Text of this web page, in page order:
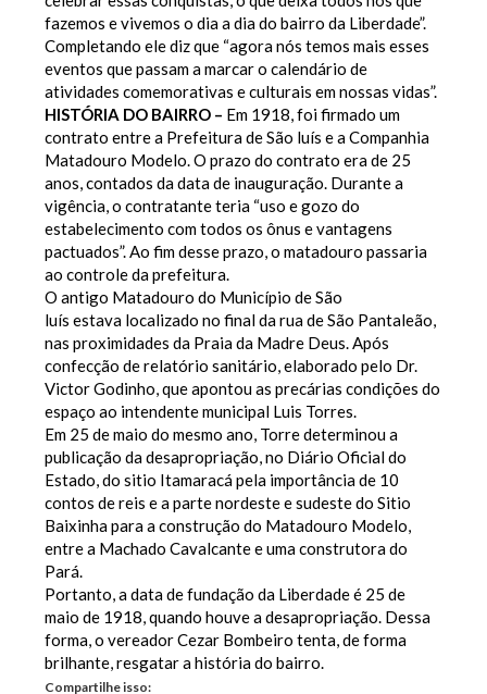
fazemos e vivemos o dia a dia do bairro da Liberdade”.
Completando ele diz que “agora nós temos mais esses
eventos que passam a marcar o calendário de
atividades comemorativas e culturais em nossas vidas”.
HISTÓRIA DO BAIRRO – Em 1918, foi firmado um
contrato entre a Prefeitura de São luís e a Companhia
Matadouro Modelo. O prazo do contrato era de 25
anos, contados da data de inauguração. Durante a
vigência, o contratante teria “uso e gozo do
estabelecimento com todos os ônus e vantagens
pactuados”. Ao fim desse prazo, o matadouro passaria
ao controle da prefeitura.
O antigo Matadouro do Município de São
luís estava localizado no final da rua de São Pantaleão,
nas proximidades da Praia da Madre Deus. Após
confecção de relatório sanitário, elaborado pelo Dr.
Victor Godinho, que apontou as precárias condições do
espaço ao intendente municipal Luis Torres.
Em 25 de maio do mesmo ano, Torre determinou a
publicação da desapropriação, no Diário Oficial do
Estado, do sitio Itamaracá pela importância de 10
contos de reis e a parte nordeste e sudeste do Sitio
Baixinha para a construção do Matadouro Modelo,
entre a Machado Cavalcante e uma construtora do
Pará.
Portanto, a data de fundação da Liberdade é 25 de
maio de 1918, quando houve a desapropriação. Dessa
forma, o vereador Cezar Bombeiro tenta, de forma
brilhante, resgatar a história do bairro.
Compartilhe isso: